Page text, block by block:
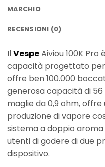
MARCHIO
RECENSIONI (0)
IlVespeAiviou 100K
capacità progettato
offre ben 100.000
generosa capacità di
maglie da 0,9 ohm,
produzione di vapore
sistema a doppio
utenti di godere di due
dispositivo.